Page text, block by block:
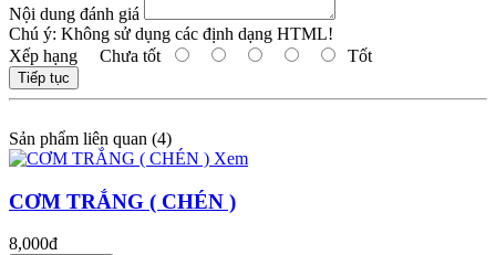
Nội dung đánh giá
Chú ý: Không sử dụng các định dạng HTML!
Xếp hạng Chưa tốt Tốt
Tiếp tục
Sản phẩm liên quan (4)
Xem
CƠM TRẮNG ( CHÉN )
8,000đ